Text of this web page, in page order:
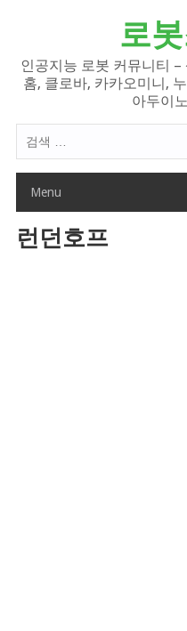
로
인공지능 로봇 커뮤니티
홈, 클로바, 카카오미니,
아두이
색
Menu
런던호프